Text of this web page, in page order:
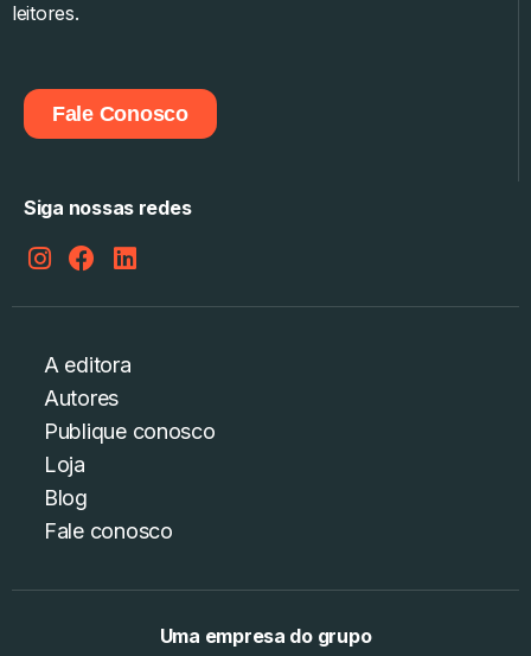
leitores.
Fale Conosco
Siga nossas redes
A editora
Autores
Publique conosco
Loja
Blog
Fale conosco
Uma empresa do grupo